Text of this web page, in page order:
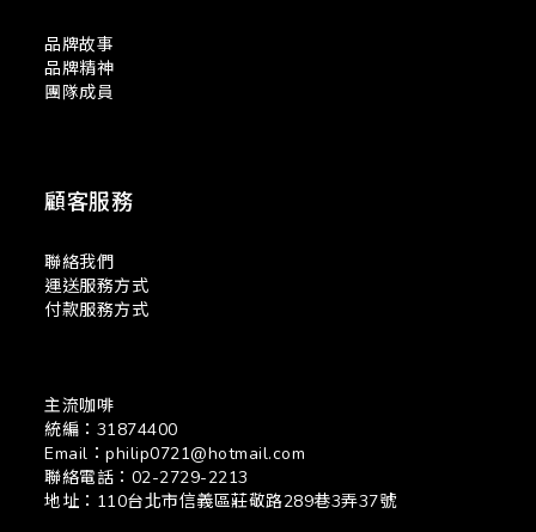
品牌故事
品牌精神
團隊成員
顧客服務
聯絡我們
運送服務方式
付款服務方式
主流咖啡
統編：31874400
Email：philip0721@hotmail.com
聯絡電話：02-2729-2213
地址：110台北市信義區莊敬路289巷3弄37號